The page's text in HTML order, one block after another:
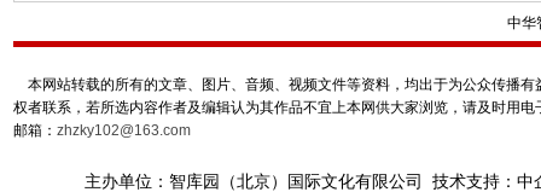
中华
本网站转载的所有的文章、图片、音频、视频文件等资料，均出于为公众传播
权者联系，若所选内容作者及编辑认为其作品不宜上本网供大家浏览，请及时用
邮箱： zhzky102@163.com
主办单位：智库园（北京）国际文化有限公司 技术支持：